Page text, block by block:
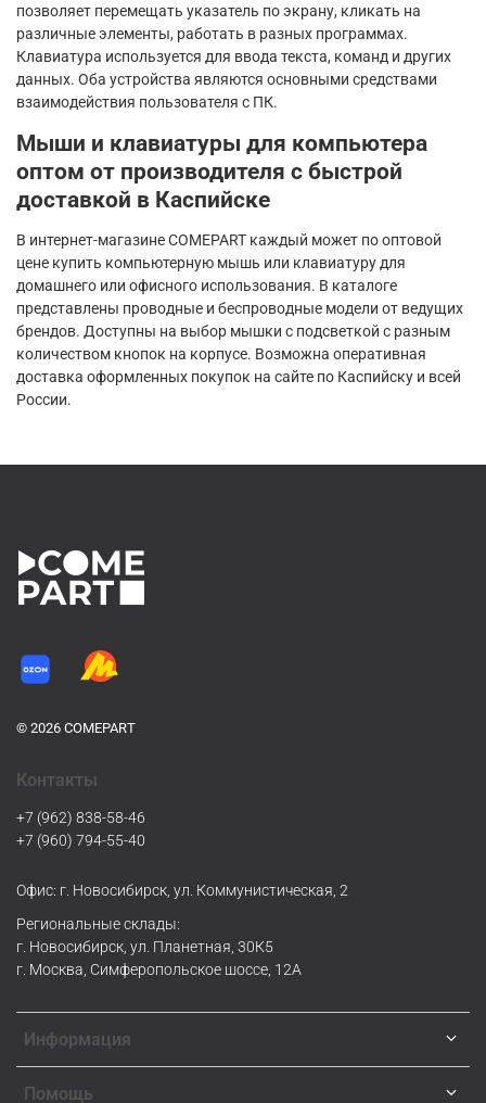
позволяет перемещать указатель по экрану, кликать на
различные элементы, работать в разных программах.
Клавиатура используется для ввода текста, команд и других
данных. Оба устройства являются основными средствами
взаимодействия пользователя с ПК.
Мыши и клавиатуры для компьютера
оптом от производителя с быстрой
доставкой в Каспийске
В интернет-магазине COMEPART каждый может по оптовой
цене купить компьютерную мышь или клавиатуру для
домашнего или офисного использования. В каталоге
представлены проводные и беспроводные модели от ведущих
брендов. Доступны на выбор мышки с подсветкой с разным
количеством кнопок на корпусе. Возможна оперативная
доставка оформленных покупок на сайте по Каспийску и всей
России.
© 2026 COMEPART
Информация
Помощь
Контакты
+7 (962) 838-58-46
+7 (960) 794-55-40
Офис: г. Новосибирск, ул. Коммунистическая, 2
Региональные склады:
г. Новосибирск, ул. Планетная, 30К5
г. Москва, Симферопольское шоссе, 12А